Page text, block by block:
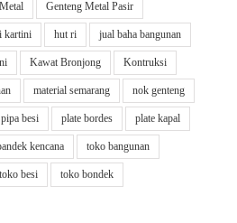
Genteng Metal Pasir
kartini hut ri jual baha bangunan
Kawat Bronjong Kontruksi
material semarang nok genteng
pipa besi plate bordes plate kapal
kencana toko bangunan
toko besi toko bondek